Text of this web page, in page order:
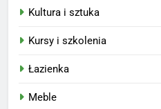
Kultura i sztuka
Kursy i szkolenia
Łazienka
Meble